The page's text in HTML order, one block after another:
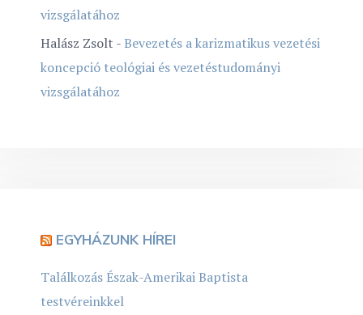
vizsgálatához
Halász Zsolt -Bevezetés a karizmatikus vezetési
koncepció teológiai és vezetéstudományi
vizsgálatához
EGYHÁZUNK HÍREI
Találkozás Észak-Amerikai Baptista
testvéreinkkel